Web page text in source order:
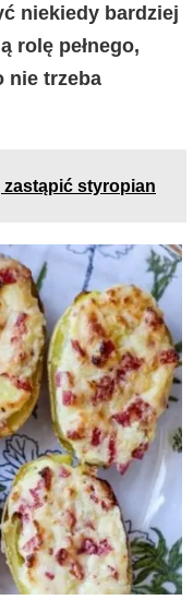
niekiedy bardziej
rolę pełnego,
nie trzeba
zastąpić styropian